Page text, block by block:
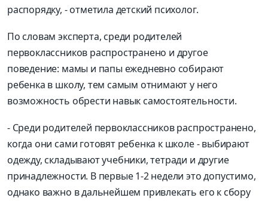
распорядку, - отметила детский психолог.
По словам эксперта, среди родителей
первоклассников распространено и другое
поведение: мамы и папы ежедневно собирают
ребенка в школу, тем самым отнимают у него
возможность обрести навык самостоятельности.
- Среди родителей первоклассников распространено,
когда они сами готовят ребенка к школе - выбирают
одежду, складывают учебники, тетради и другие
принадлежности. В первые 1-2 недели это допустимо,
однако важно в дальнейшем привлекать его к сбору